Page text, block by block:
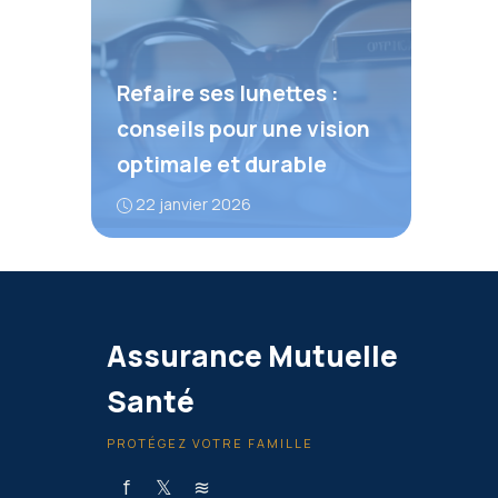
Refaire ses lunettes :
conseils pour une vision
optimale et durable
22 janvier 2026
Assurance Mutuelle
Santé
PROTÉGEZ VOTRE FAMILLE
f 𝕏 ≋